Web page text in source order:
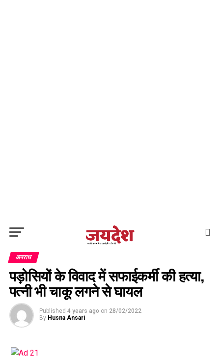
अपराध
पड़ोसियों के विवाद में सफाईकर्मी की हत्या,
पत्नी भी चाकू लगने से घायल
Published 4 years ago on 28/02/2022
By Husna Ansari